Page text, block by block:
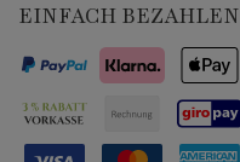
EINFACH BEZAHLEN